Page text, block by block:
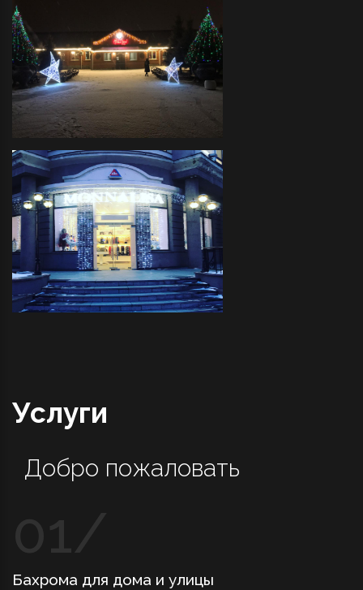
светодиодной иллюминацией
территории
Трактир "COVBOY"- декоративное
оформление светодиодной
иллюминацией прилегающей
территории и украшение
светодиодными фигурами
Услуги
Добро пожаловать
Бахрома для дома и улицы